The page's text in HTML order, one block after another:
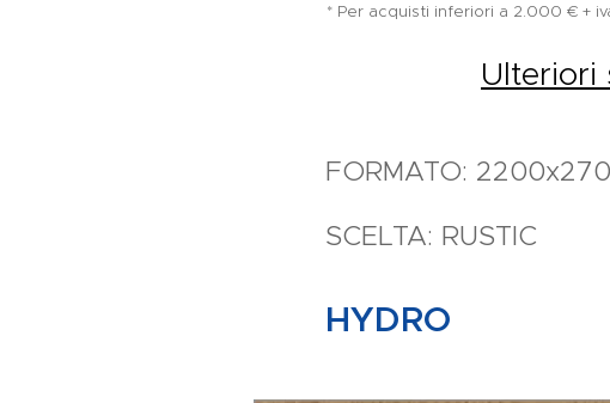
* Per acquisti inferiori a 2.000 € +
Ulteriori
FORMATO:
SCELTA: RUSTIC
HYDRO